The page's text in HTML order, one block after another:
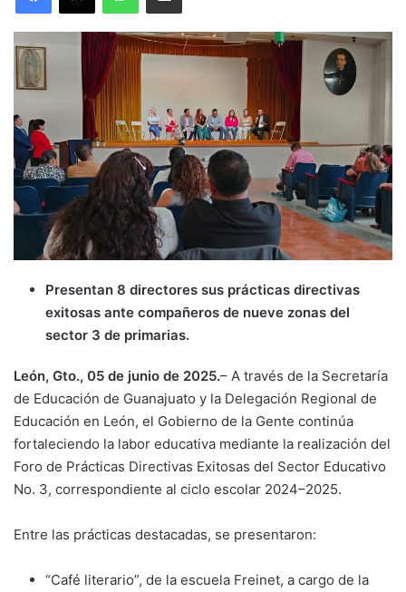
Presentan 8 directores sus prácticas directivas
exitosas ante compañeros de nueve zonas del
sector 3 de primarias.
León, Gto., 05 de junio de 2025.– A través de la Secretaría
de Educación de Guanajuato y la Delegación Regional de
Educación en León, el Gobierno de la Gente continúa
fortaleciendo la labor educativa mediante la realización del
Foro de Prácticas Directivas Exitosas del Sector Educativo
No. 3, correspondiente al ciclo escolar 2024–2025.
Entre las prácticas destacadas, se presentaron:
“Café literario”, de la escuela Freinet, a cargo de la